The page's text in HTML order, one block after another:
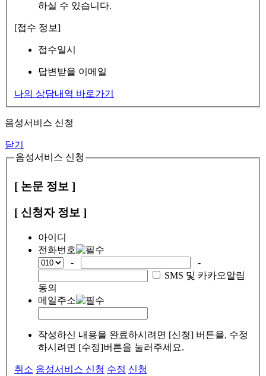
하실 수 있습니다.
[접수 정보]
접수일시
답변받을 이메일
나의 상담내역 바로가기
음성서비스 신청
닫기
음성서비스 신청
[ 논문 정보 ]
[ 신청자 정보 ]
아이디
전화번호
-
-
SMS 및 카카오알림
동의
메일주소
작성하신 내용을 완료하시려면 [신청] 버튼을, 수정
하시려면 [수정]버튼을 눌러주세요.
취소 음성서비스 신청 수정 신청